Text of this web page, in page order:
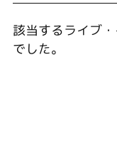
該当するライブ
でした。